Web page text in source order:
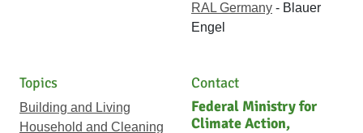
RAL Germany - Blauer
Engel
Topics
Building and Living
Household and Cleaning
Contact
Federal Ministry for
Climate Action,